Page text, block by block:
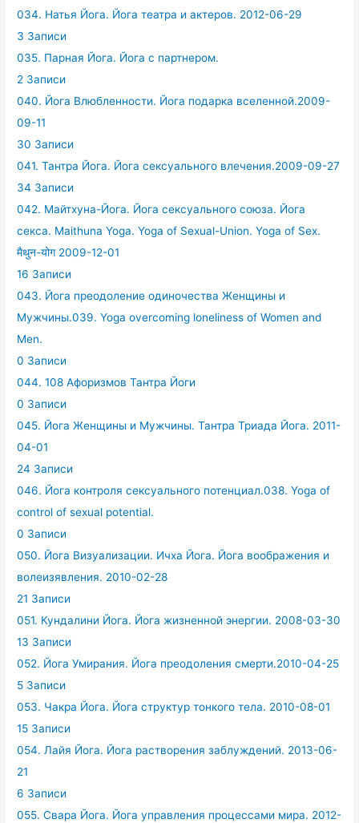
034. Натья Йога. Йога театра и актеров. 2012-06-29
3 Записи
035. Парная Йога. Йога с партнером.
2 Записи
040. Йога Влюбленности. Йога подарка вселенной.2009-
09-11
30 Записи
041. Тантра Йога. Йога сексуального влечения.2009-09-27
34 Записи
042. Майтхуна-Йога. Йога сексуального союза. Йога
секса. Maithuna Yoga. Yoga of Sexual-Union. Yoga of Sex.
मैथुन-योग 2009-12-01
16 Записи
043. Йога преодоление одиночества Женщины и
Мужчины.039. Yoga overcoming loneliness of Women and
Men.
0 Записи
044. 108 Афоризмов Тантра Йоги
0 Записи
045. Йога Женщины и Мужчины. Тантра Триада Йога. 2011-
04-01
24 Записи
046. Йога контроля сексуального потенциал.038. Yoga of
control of sexual potential.
0 Записи
050. Йога Визуализации. Ичха Йога. Йога воображения и
волеизявления. 2010-02-28
21 Записи
051. Кундалини Йога. Йога жизненной энергии. 2008-03-30
13 Записи
052. Йога Умирания. Йога преодоления смерти.2010-04-25
5 Записи
053. Чакра Йога. Йога структур тонкого тела. 2010-08-01
15 Записи
054. Лайя Йога. Йога растворения заблуждений. 2013-06-
21
6 Записи
055. Свара Йога. Йога управления процессами мира. 2012-